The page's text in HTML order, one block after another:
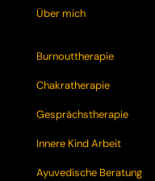
Über mich
Burnouttherapie
Chakratherapie
Gesprächstherapie
Innere Kind Arbeit
Ayuvedische Beratung